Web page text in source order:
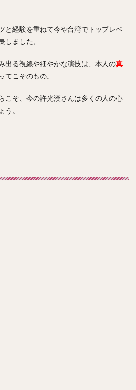
と経験を重ねて今や台湾でトップレベ
しました。
出る視線や細やかな演技は、本人の真
てこそのもの。
こそ、今の許光漢さんは多くの人の心
う。